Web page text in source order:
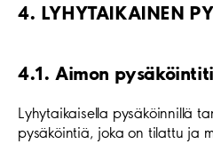
4. LYHYTAIKAINEN
4.1. Aimon
Lyhytaikaisella pysäköinnillä
pysäköintiä, joka on tilattu ja